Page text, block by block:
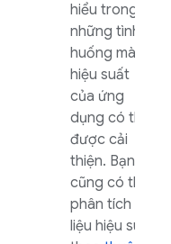
hiểu trong
những tình
huống mà
hiệu suất
của ứng
dụng có thể
được cải
thiện. Bạn
cũng có thể
phân tích dữ
liệu hiệu suất